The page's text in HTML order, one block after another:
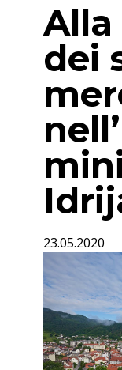
Alla
dei
23.05.2020